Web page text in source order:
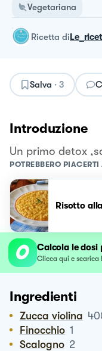
Vegetariana
ricetta di
Salva · 3
Introduzione
Un primo detox
POTREBBERO
Risotto
Calcola le dosi
Clicca qui e scarica
Ingredienti
Zucca violina
Finocchio 1
Scalogno 2